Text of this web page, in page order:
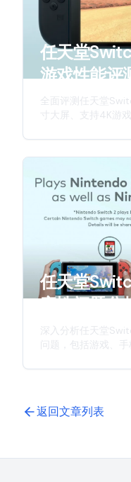
任天堂
游戏性能评
全面评测任天堂
寸大屏、支持4K游
新一代游戏主机的
任天堂
容性问题分
深入分析任天堂
问题，包括游戏、
返回文章列表